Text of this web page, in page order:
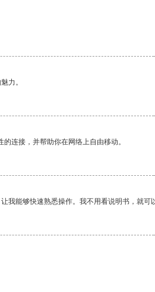
力。
连接，并帮助你在网络上自由移动。
我能够快速熟悉操作。我不用看说明书，就可